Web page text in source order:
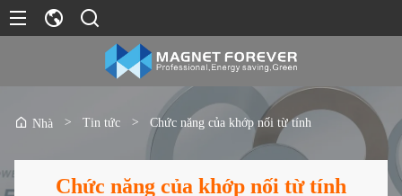
Nhà > Tin tức > Chức năng của khớp nối từ tính
Chức năng của khớp nối từ tính